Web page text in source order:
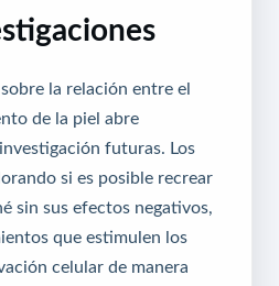
la relación entre el
de la piel abre
futuras. Los
si es posible recrear
sin sus efectos negativos,
que estimulen los
celular de manera